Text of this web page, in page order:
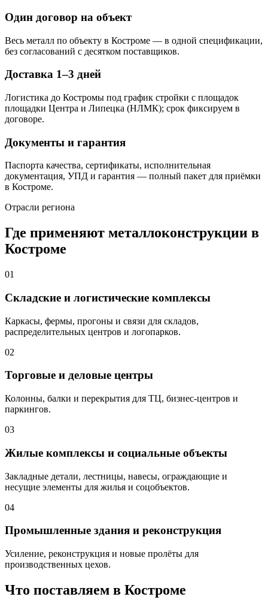
Один договор на объект
Весь металл по объекту в Костроме — в одной спецификации,
без согласований с десятком поставщиков.
Доставка 1–3 дней
Логистика до Костромы под график стройки с площадок
площадки Центра и Липецка (НЛМК); срок фиксируем в
договоре.
Документы и гарантия
Паспорта качества, сертификаты, исполнительная
документация, УПД и гарантия — полный пакет для приёмки
в Костроме.
Отрасли региона
Где применяют металлоконструкции в
Костроме
01
Складские и логистические комплексы
Каркасы, фермы, прогоны и связи для складов,
распределительных центров и логопарков.
02
Торговые и деловые центры
Колонны, балки и перекрытия для ТЦ, бизнес-центров и
паркингов.
03
Жилые комплексы и социальные объекты
Закладные детали, лестницы, навесы, ограждающие и
несущие элементы для жилья и соцобъектов.
04
Промышленные здания и реконструкция
Усиление, реконструкция и новые пролёты для
производственных цехов.
Что поставляем в Костроме